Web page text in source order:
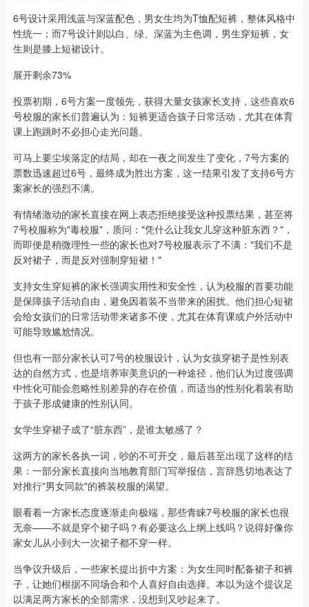
6号设计采用浅蓝与深蓝配色，男女生均为T恤配短裤，整体风格中
性统一；而7号设计则以白、绿、深蓝为主色调，男生穿短裤，女
生则是膝上短裙设计。
展开剩余73%
投票初期，6号方案一度领先，获得大量女孩家长支持，这些喜欢6
号校服的家长们普遍认为：短裤更适合孩子日常活动，尤其在体育
课上跑跳时不必担心走光问题。
可马上要尘埃落定的结局，却在一夜之间发生了变化，7号方案的
票数迅速超过6号，最终成为胜出方案，这一结果引发了支持6号方
案家长的强烈不满。
有情绪激动的家长直接在网上表态拒绝接受这种投票结果，甚至将
7号校服称为"毒校服"，质问："凭什么让我女儿穿这种脏东西？"，
而即便是稍微理性一些的家长也对7号校服表示了不满："我们不是
反对裙子，而是反对强制穿短裙！"
支持女生穿短裤的家长强调实用性和安全性，认为校服的首要功能
是保障孩子活动自由，避免因着装不当带来的困扰。他们担心短裙
会给女孩们的日常活动带来诸多不便，尤其在体育课或户外活动中
可能导致尴尬情况。
但也有一部分家长认可7号的校服设计，认为女孩穿裙子是性别表
达的自然方式，也是培养审美意识的一种途径，他们认为过度强调
中性化可能会忽略性别差异的存在价值，而适当的性别化着装有助
于孩子形成健康的性别认同。
女学生穿裙子成了“脏东西”，是谁太敏感了？
这两方的家长各执一词，吵的不可开交，最后甚至出现了这样的结
果：一部分家长直接向当地教育部门写举报信，言辞恳切地表达了
对推行"男女同款"的裤装校服的渴望。
眼看着一方家长态度逐渐走向极端，那些青睐7号校服的家长也很
无奈——不就是穿个裙子吗？有必要这么上纲上线吗？说得好像你
家女儿从小到大一次裙子都不穿一样。
当争议升级后，一些家长提出折中方案：为女生同时配备裙子和裤
子，让她们根据不同场合和个人喜好自由选择。本以为这个提议足
以满足两方家长的全部需求，没想到又吵起来了。